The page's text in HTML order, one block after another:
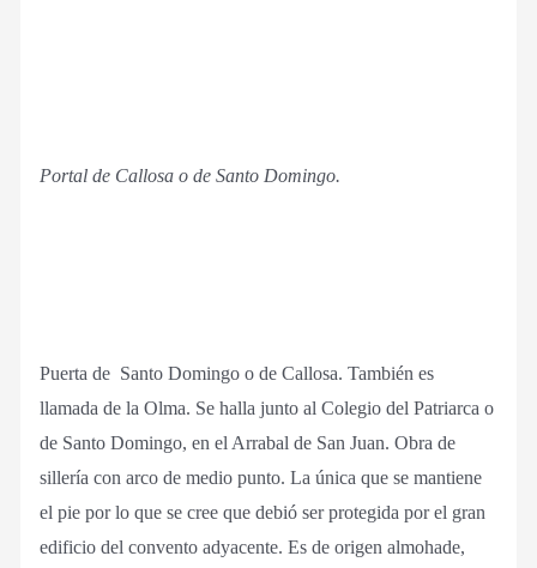
Portal de Callosa o de Santo Domingo.
Puerta de Santo Domingo o de Callosa. También es
llamada de la Olma. Se halla junto al Colegio del Patriarca o
de Santo Domingo, en el Arrabal de San Juan. Obra de
sillería con arco de medio punto. La única que se mantiene
el pie por lo que se cree que debió ser protegida por el gran
edificio del convento adyacente. Es de origen almohade,